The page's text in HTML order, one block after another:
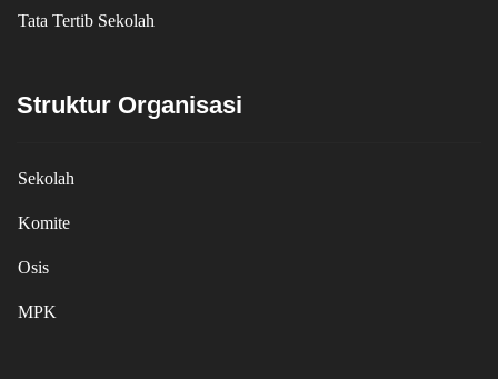
Tata Tertib Sekolah
Struktur Organisasi
Sekolah
Komite
Osis
MPK